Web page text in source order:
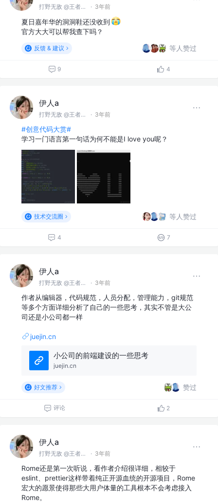
打野无敌 @王者峡谷 · 3年前
夏日嘉年华的洞洞鞋还没收到
官方大大可以帮我查下吗？
反馈 & 建议 等人赞过
9 4
伊人a
打野无敌 @王者峡谷 · 3年前
#创意代码大赏#
学习一门语言第一句话为何不能是I love you呢？
技术交流圈 等人赞过
4 7
伊人a
打野无敌 @王者峡谷 · 3年前
作者从编辑器，代码规范，人员分配，管理能力，git规范
等多个方面详细分析了自己的一些思考，其实不管是大公
司还是小公司都一样
juejin.cn
小公司的前端建设的一些思考
juejin.cn
好文推荐 赞过
评论 2
伊人a
打野无敌 @王者峡谷 · 3年前
Rome还是第一次听说，看作者介绍很详细，相较于
eslint、prettier这样带着纯正开源血统的开源项目，Rome
宏大的愿景使得那些大用户体量的工具根本不会考虑接入
Rome。